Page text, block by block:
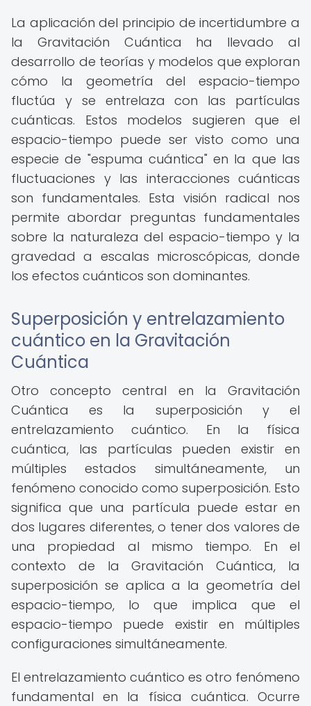
La aplicación del principio de incertidumbre a
la Gravitación Cuántica ha llevado al
desarrollo de teorías y modelos que exploran
cómo la geometría del espacio-tiempo
fluctúa y se entrelaza con las partículas
cuánticas. Estos modelos sugieren que el
espacio-tiempo puede ser visto como una
especie de "espuma cuántica" en la que las
fluctuaciones y las interacciones cuánticas
son fundamentales. Esta visión radical nos
permite abordar preguntas fundamentales
sobre la naturaleza del espacio-tiempo y la
gravedad a escalas microscópicas, donde
los efectos cuánticos son dominantes.
Superposición y entrelazamiento
cuántico en la Gravitación
Cuántica
Otro concepto central en la Gravitación
Cuántica es la superposición y el
entrelazamiento cuántico. En la física
cuántica, las partículas pueden existir en
múltiples estados simultáneamente, un
fenómeno conocido como superposición. Esto
significa que una partícula puede estar en
dos lugares diferentes, o tener dos valores de
una propiedad al mismo tiempo. En el
contexto de la Gravitación Cuántica, la
superposición se aplica a la geometría del
espacio-tiempo, lo que implica que el
espacio-tiempo puede existir en múltiples
configuraciones simultáneamente.
El entrelazamiento cuántico es otro fenómeno
fundamental en la física cuántica. Ocurre